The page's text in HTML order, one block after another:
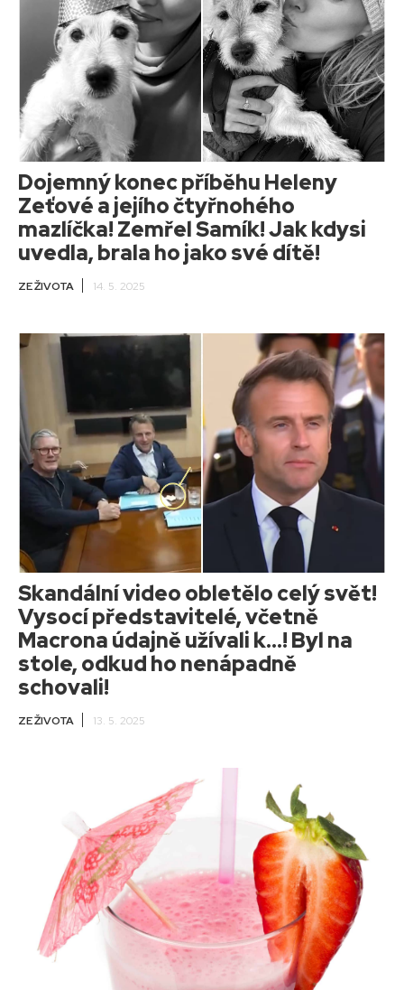
Dojemný konec příběhu Heleny
Zeťové a jejího čtyřnohého
mazlíčka! Zemřel Samík! Jak kdysi
uvedla, brala ho jako své dítě!
ZE ŽIVOTA 14. 5. 2025
Skandální video obletělo celý svět!
Vysocí představitelé, včetně
Macrona údajně užívali k…! Byl na
stole, odkud ho nenápadně
schovali!
ZE ŽIVOTA 13. 5. 2025